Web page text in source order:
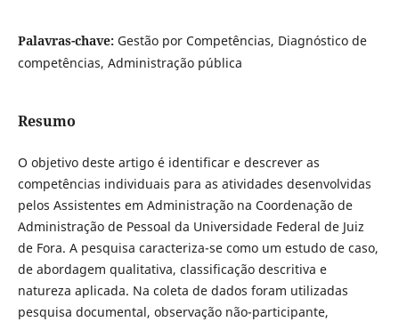
Palavras-chave: Gestão por Competências, Diagnóstico de
competências, Administração pública
Resumo
O objetivo deste artigo é identificar e descrever as
competências individuais para as atividades desenvolvidas
pelos Assistentes em Administração na Coordenação de
Administração de Pessoal da Universidade Federal de Juiz
de Fora. A pesquisa caracteriza-se como um estudo de caso,
de abordagem qualitativa, classificação descritiva e
natureza aplicada. Na coleta de dados foram utilizadas
pesquisa documental, observação não-participante,